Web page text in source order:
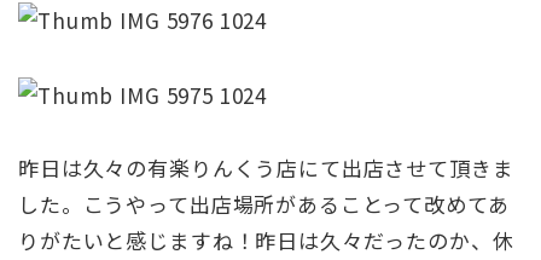
昨日は久々の有楽りんくう店にて出店させて頂きま
した。こうやって出店場所があることって改めてあ
りがたいと感じますね！昨日は久々だったのか、休